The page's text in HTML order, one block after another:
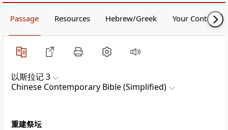
Passage Resources Hebrew/Greek Your Content
以斯拉记 3
Chinese Contemporary Bible (Simplified)
重建祭坛